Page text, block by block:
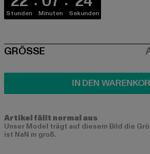
Stunden Minuten Sekunden
SIZE
GRÖSSE
IN DEN
Artikel fällt normal aus
Unser Model trägt auf diesem Bild die
ist NaN m groß.